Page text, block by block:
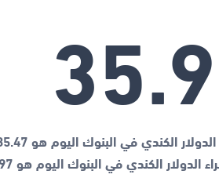
الكندي في البنوك اليوم هو 35.47 جنيه مصري
الكندي في البنوك اليوم هو 35.97 جنيه مصري